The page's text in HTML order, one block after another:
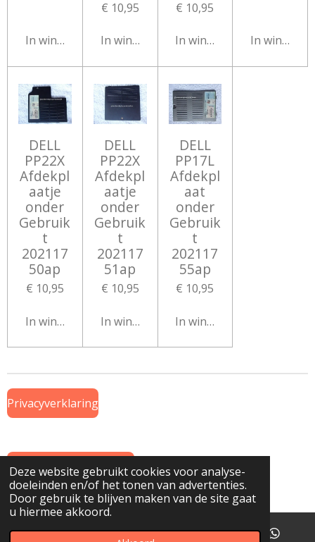
Deze website gebruikt cookies voor analyse-
doeleinden en/of het tonen van advertenties.
Door gebruik te blijven maken van de site gaat
u hiermee akkoord.
In winkelwagen
€ 10,95
In winkelwagen
€ 10,95
In winkelwagen
In
DELL
PP22X
Afdekpl
aatje
onder
Gebruik
t
202117
50ap
€ 10,95
In winkelwagen
DELL
PP22X
Afdekpl
aatje
onder
Gebruik
t
202117
51ap
€ 10,95
In winkelwagen
DELL
PP17L
Afdekpl
aat
onder
Gebruik
t
202117
55ap
€ 10,95
In winkelwagen
Privacyverklaring
Algemene Voorwaarden
© 2019 Onderdeel vanwww.GTWiekens.nl